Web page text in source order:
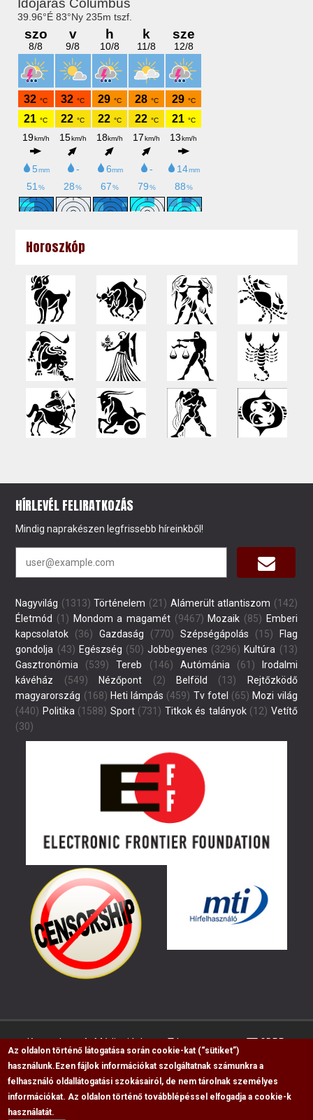
Horoszkóp
HÍRLEVÉL FELIRATKOZÁS
Mindig naprakészen legfrissebb híreinkből!
Nagyvilág (1313) Történelem (21) Alámerült atlantiszom (142)
Életmód (1) Mondom a magamét (9467) Mozaik (85) Emberi
kapcsolatok (36) Gazdaság (770) Szépségápolás (15)
Flag
gondolja (43) Egészség (50) Jobbegyenes (3296) Kultúra (13)
Gasztronómia (539) Tereb (146) Autómánia (61)
Irodalmi
kávéház (549) Nézőpont (2) Belföld (13)
Rejtőzködő
magyarország (168) Heti lámpás (459) Tv fotel (65) Mozi világ
(440) Politika (1588) Sport(731) Titkok és talányok(12) Vetítő
(30)
Kapcsolat Médiaajánlat Impresszum GDPR
RSS
Copyright © 2009-2026, Flag Polgári Magazin saját
Az oldalon történő látogatása során cookie-kat (“sütiket”)
használunk. Ezen fájlok információkat szolgáltatnak számunkra a
felhasználó oldallátogatási szokásairól, de nem tárolnak személyes
információkat. Az oldalon történő továbblépéssel elfogadja a cookie-k
használatát.